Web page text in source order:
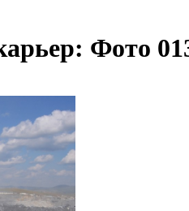
Фото